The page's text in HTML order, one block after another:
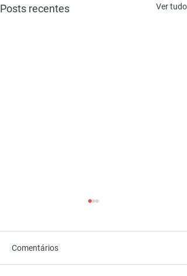
Posts recentes Ver tudo
Comentários